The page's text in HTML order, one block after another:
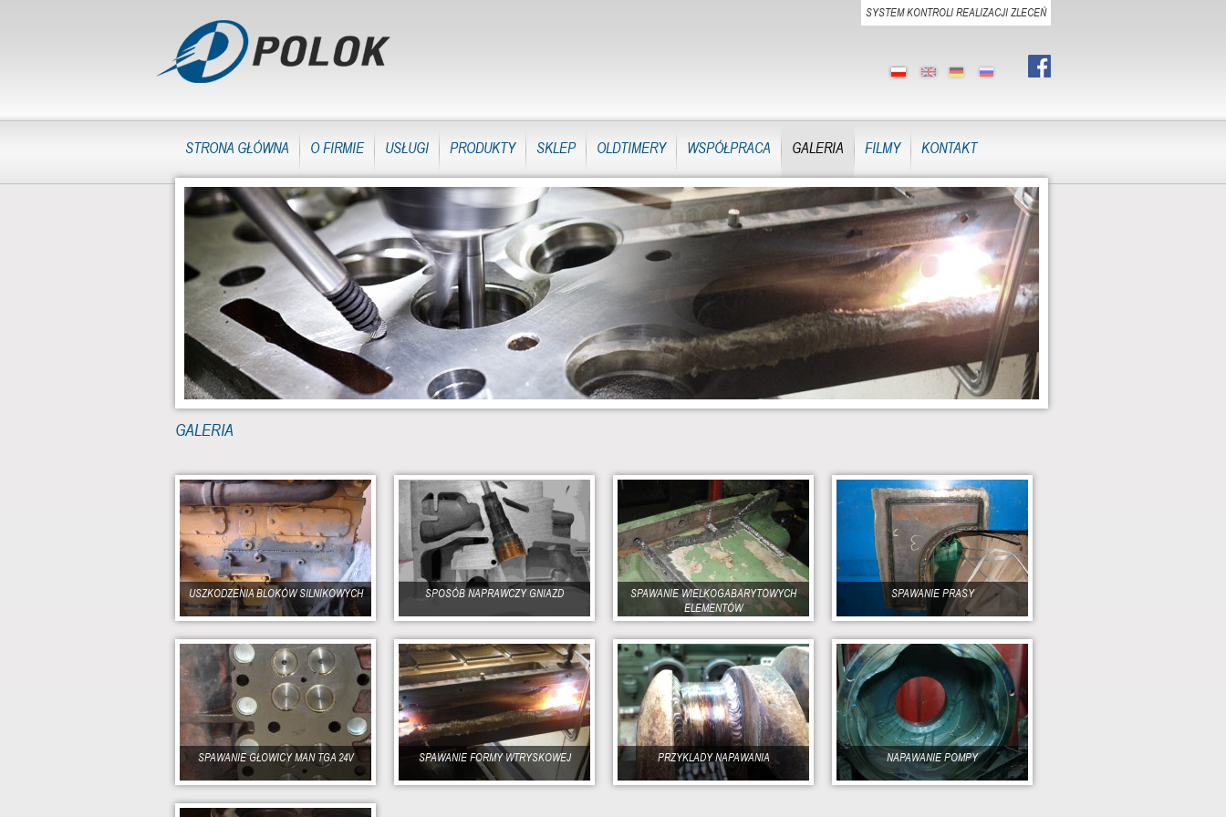
SYSTEM KONTROLI REALIZACJI ZLECEŃ
STRONA GŁÓWNA O FIRMIE USŁUGI PRODUKTY SKLEP OLDTIMERY WSPÓŁPRACA GALERIA FILMY KONTAKT
GALERIA
USZKODZENIA BLOKÓW SILNIKOWYCH SPOSÓB NAPRAWCZY GNIAZD
SPAWANIE WIELKOGABARYTOWYCH
ELEMENTÓW
SPAWANIE PRASY
SPAWANIE GŁOWICY MAN TGA 24V SPAWANIE FORMY WTRYSKOWEJ PRZYKLADY NAPAWANIA NAPAWANIE POMPY